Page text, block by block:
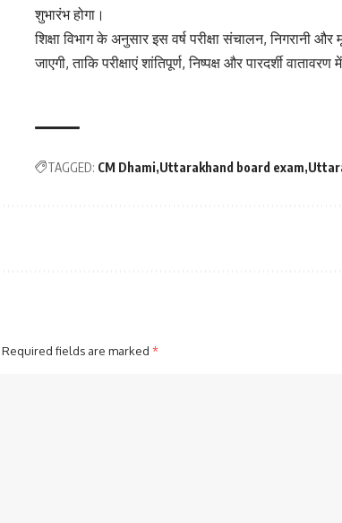
शुभारंभ होगा।
शिक्षा विभाग के अनुसार इस वर्ष परीक्षा संचालन,
जाएगी, ताकि परीक्षाएं शांतिपूर्ण, निष्पक्ष और पारदर्शी
TAGGED: CM Dhami Uttarakhand board exam
Required fields are marked *